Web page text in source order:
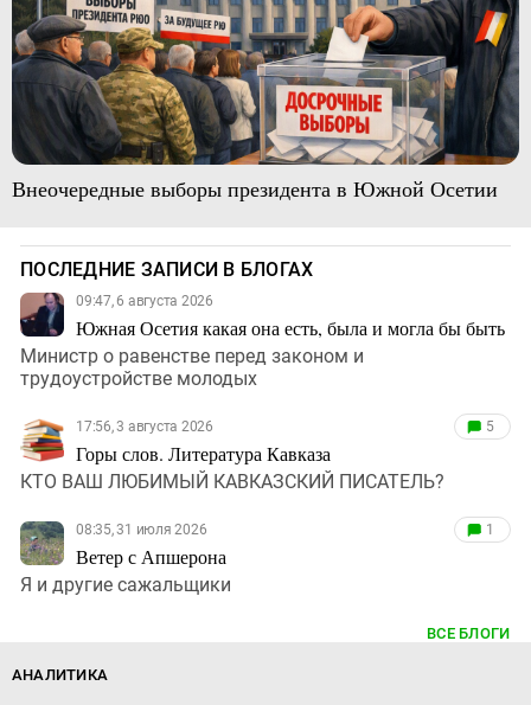
Внеочередные выборы президента в Южной Осетии
ПОСЛЕДНИЕ ЗАПИСИ В БЛОГАХ
09:47, 6 августа 2026
Южная Осетия какая она есть, была и могла бы быть
Министр о равенстве перед законом и
трудоустройстве молодых
17:56, 3 августа 2026
Горы слов. Литература Кавказа
5
КТО ВАШ ЛЮБИМЫЙ КАВКАЗСКИЙ ПИСАТЕЛЬ?
08:35, 31 июля 2026
Ветер с Апшерона
1
Я и другие сажальщики
ВСЕ БЛОГИ
АНАЛИТИКА